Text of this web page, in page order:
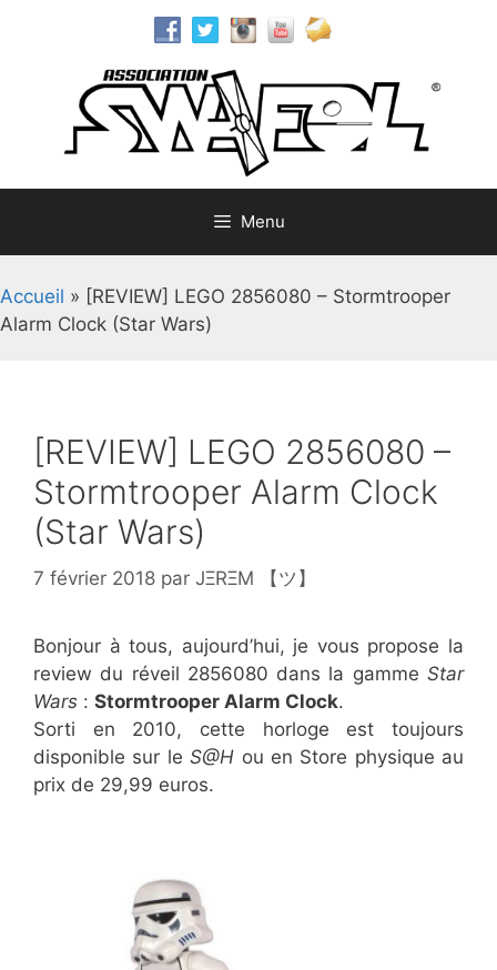
Menu
Accueil » [REVIEW] LEGO 2856080 – Stormtrooper
Alarm Clock (Star Wars)
[REVIEW] LEGO 2856080 –
Stormtrooper Alarm Clock
(Star Wars)
7 février 2018 par JΞRΞM 【ツ】
Bonjour à tous, aujourd’hui, je vous propose la
review du réveil 2856080 dans la gamme Star
Wars : Stormtrooper Alarm Clock.
Sorti en 2010, cette horloge est toujours
disponible sur leS@H ou en Store physique au
prix de 29,99 euros.